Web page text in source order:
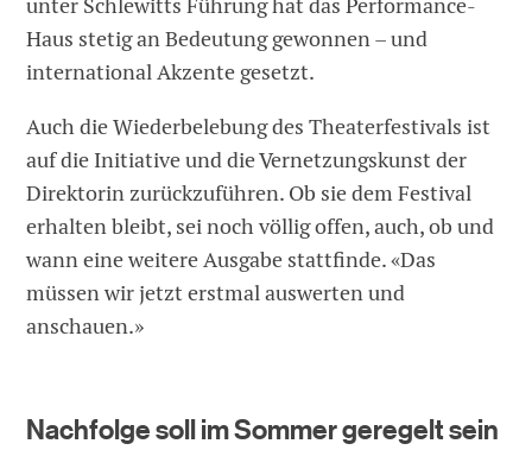
unter Schlewitts Führung hat das Performance-
Haus stetig an Bedeutung gewonnen – und
international Akzente gesetzt.
Auch die Wiederbelebung des Theaterfestivals ist
auf die Initiative und die Vernetzungskunst der
Direktorin zurückzuführen. Ob sie dem Festival
erhalten bleibt, sei noch völlig offen, auch, ob und
wann eine weitere Ausgabe stattfinde. «Das
müssen wir jetzt erstmal auswerten und
anschauen.»
Nachfolge soll im Sommer geregelt sein